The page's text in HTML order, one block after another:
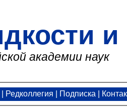
и
академии наук
Редколлегия Подписка